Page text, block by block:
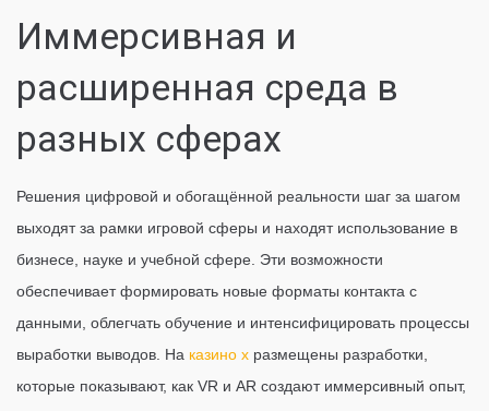
Иммерсивная и
расширенная среда в
разных сферах
Решения цифровой и обогащённой реальности шаг за шагом
выходят за рамки игровой сферы и находят использование в
бизнесе, науке и учебной сфере. Эти возможности
обеспечивает формировать новые форматы контакта с
данными, облегчать обучение и интенсифицировать процессы
выработки выводов. На казино х размещены разработки,
которые показывают, как VR и AR создают иммерсивный опыт,